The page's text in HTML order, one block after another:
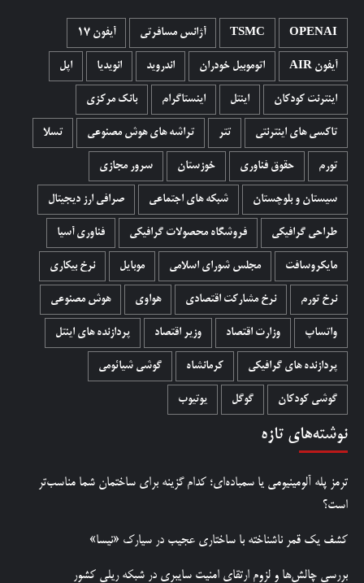
OPENAI
TSMC آژانس مسافرتی آیفون 17
آیفون AIR اتوموبیل خودران اندروید انویدیا اپل
اینترنت کودکان اینتل اینستاگرام بانک مرکزی
تاکسی های اینترنتی تتر تراشه های هوش مصنوعی تسلا
تورم حقوق فناوری خوزستان سرور مجازی
سیستان و بلوچستان شبکه های اجتماعی صرافی ارز دیجیتال
طراحی گرافیکی فروشگاه محصولات گرافيکی فناوری آسیا
مایکروسافت مجلس شورای اسلامی موبایل نرخ بیکاری
نرخ تورم نرخ مشارکت اقتصادی هواوی هوش مصنوعی
واتساپ وزارت اقتصاد وزیر اقتصاد پردازنده های اینتل
پردازنده های گرافیکی کرمانشاه گوشی شیائومی
گوشی کودکان گوگل یوتیوب
نوشته‌های تازه
ترمز پله آلومینیومی یا سمباده‌ای؛ کدام گزینه برای ساختمان شما مناسب‌تر
است؟
کشف یک قمر ناشناخته با ساختاری عجیب در سیارک «نیسا»
بررسی چالش‌ها و لزوم ارتقای امنیت سایبری در شبکه ریلی کشور